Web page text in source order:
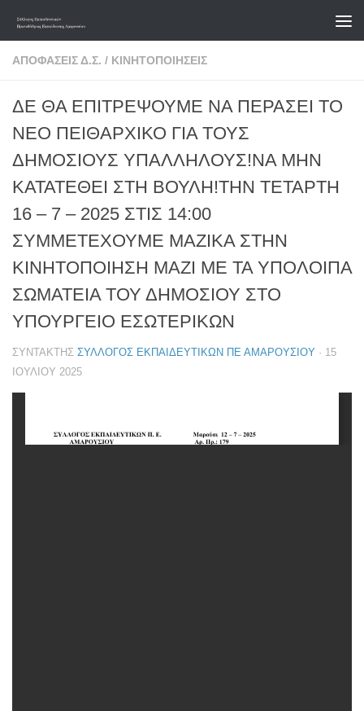
Skip to content
ΑΠΟΦΆΣΕΙΣ Δ.Σ. / ΚΙΝΗΤΟΠΟΙΉΣΕΙΣ
ΔΕ ΘΑ ΕΠΙΤΡΕΨΟΥΜΕ ΝΑ ΠΕΡΑΣΕΙ ΤΟ
ΝΕΟ ΠΕΙΘΑΡΧΙΚΟ ΓΙΑ ΤΟΥΣ
ΔΗΜΟΣΙΟΥΣ ΥΠΑΛΛΗΛΟΥΣ!ΝΑ ΜΗΝ
ΚΑΤΑΤΕΘΕΙ ΣΤΗ ΒΟΥΛΗ!ΤΗΝ ΤΕΤΑΡΤΗ
16 – 7 – 2025 ΣΤΙΣ 14:00
ΣΥΜΜΕΤΕΧΟΥΜΕ ΜΑΖΙΚΑ ΣΤΗΝ
ΚΙΝΗΤΟΠΟΙΗΣΗ ΜΑΖΙ ΜΕ ΤΑ ΥΠΟΛΟΙΠΑ
ΣΩΜΑΤΕΙΑ ΤΟΥ ΔΗΜΟΣΙΟΥ ΣΤΟ
ΥΠΟΥΡΓΕΙΟ ΕΣΩΤΕΡΙΚΩΝ
ΣΥΝΤΆΚΤΗΣ ΣΎΛΛΟΓΟΣ ΕΚΠΑΙΔΕΥΤΙΚΏΝ ΠΕ ΑΜΑΡΟΥΣΊΟΥ · 15
ΙΟΥΛΊΟΥ 2025